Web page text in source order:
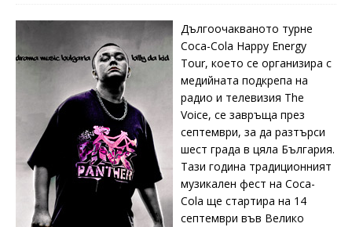
Дългоочакваното турне
Coca-Cola Happy Energy
Tour, което се организира с
медийната подкрепа на
радио и телевизия The
Voice, се завръща през
септември, за да разтърси
шест града в цяла България.
Тази година традиционният
музикален фест на Coca-
Cola ще стартира на 14
септември във Велико